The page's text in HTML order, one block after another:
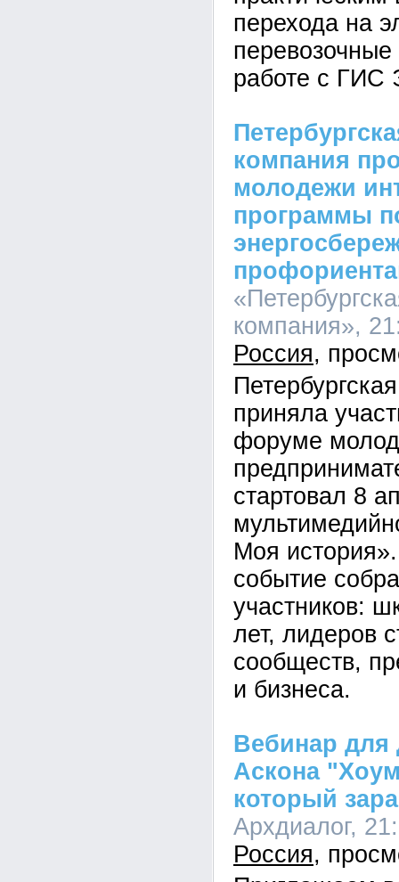
перехода на
работе с ГИС
компания
молодежи
программы
компания»,
Россия
приняла
форуме
стартовал 8
Моя
событие
участников:
лет, лидеров
сообществ,
и бизнеса.
Вебинар для
Аскона
который
Архдиалог,
Россия